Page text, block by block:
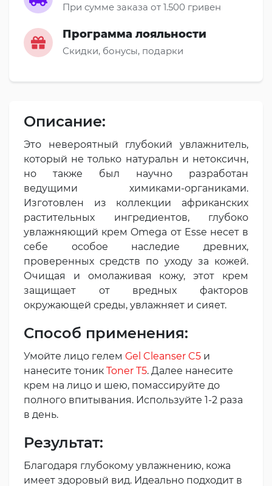
При сумме заказа от 1.500 гривен
Программа лояльности
Скидки, бонусы, подарки
Описание:
Это невероятный глубокий увлажнитель,
который не только натуральн и нетоксичн,
но также был научно разработан
ведущими химиками-органиками.
Изготовлен из коллекции африканских
растительных ингредиентов, глубоко
увлажняющий крем Omega от Esse несет в
себе особое наследие древних,
проверенных средств по уходу за кожей.
Очищая и омолаживая кожу, этот крем
защищает от вредных факторов
окружающей среды, увлажняет и сияет.
Способ применения:
Умойте лицо гелем Gel Cleanser C5 и
нанесите тоник Toner T5. Далее нанесите
крем на лицо и шею, помассируйте до
полного впитывания. Используйте 1-2 раза
в день.
Результат:
Благодаря глубокому увлажнению, кожа
имеет здоровый вид. Идеально подходит в